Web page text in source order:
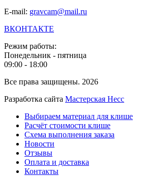
E-mail: gravcam@mail.ru
ВКОНТАКТЕ
Режим работы:
Понедельник - пятница
09:00 - 18:00
Все права защищены. 2026
Разработка сайта Мастерская Несс
Выбираем материал для клише
Расчёт стоимости клише
Схема выполнения заказа
Новости
Отзывы
Оплата и доставка
Контакты